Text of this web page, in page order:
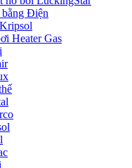
Điện
Heater Gas